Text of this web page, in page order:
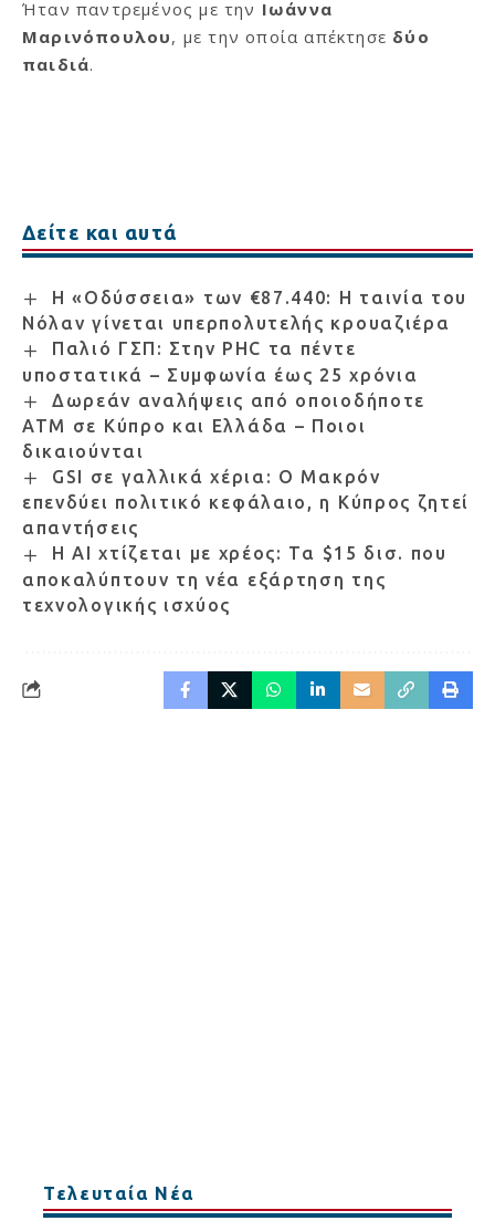
Ήταν παντρεμένος με την Ιωάννα
Μαρινόπουλου, με την οποία απέκτησε δύο
παιδιά.
Δείτε και αυτά
Η «Οδύσσεια» των €87.440: Η ταινία του
Νόλαν γίνεται υπερπολυτελής κρουαζιέρα
Παλιό ΓΣΠ: Στην PHC τα πέντε
υποστατικά – Συμφωνία έως 25 χρόνια
Δωρεάν αναλήψεις από οποιοδήποτε
ΑΤΜ σε Κύπρο και Ελλάδα – Ποιοι
δικαιούνται
GSI σε γαλλικά χέρια: Ο Μακρόν
επενδύει πολιτικό κεφάλαιο, η Κύπρος ζητεί
απαντήσεις
Η AI χτίζεται με χρέος: Τα $15 δισ. που
αποκαλύπτουν τη νέα εξάρτηση της
τεχνολογικής ισχύος
Τελευταία Νέα